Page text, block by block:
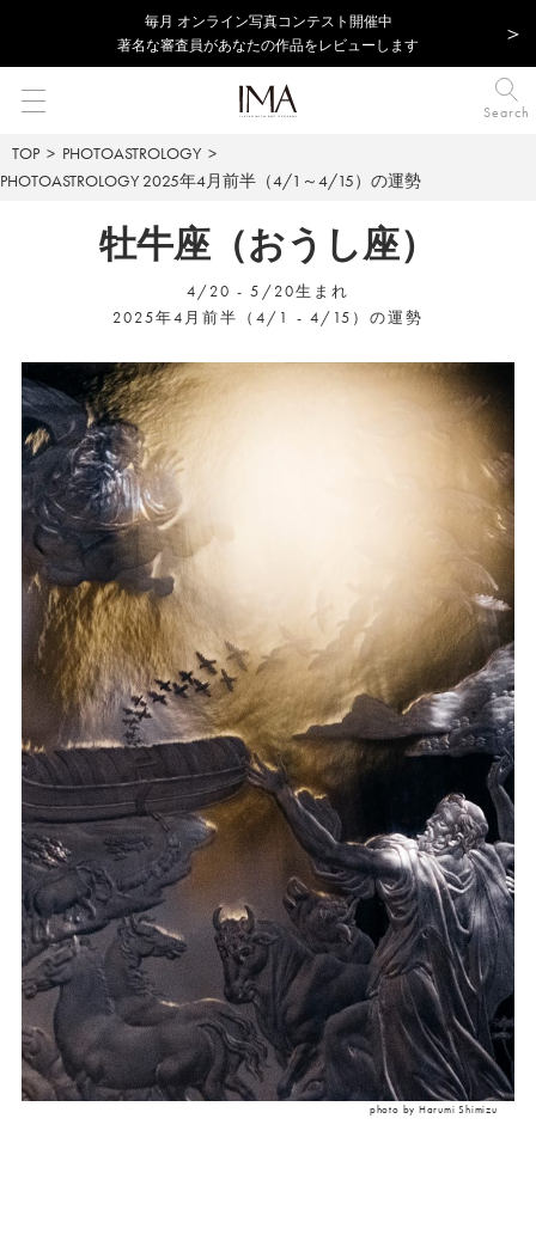
毎⽉ オンライン写真コンテスト開催中
著名な審査員があなたの作品をレビューします
Search
TOP
PHOTOASTROLOGY
PHOTOASTROLOGY 2025年4月前半（4/1～4/15）の運勢
牡牛座（おうし座）
4/20 - 5/20生まれ
2025年4月前半（4/1 - 4/15）の運勢
photo by Harumi Shimizu